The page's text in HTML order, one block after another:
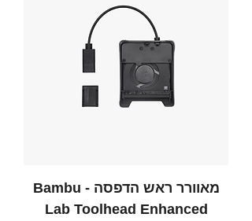
מאוורר ראש הדפסה - Bambu
Lab Toolhead Enhanced